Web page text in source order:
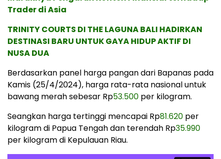
Trader di Asia
TRINITY COURTS DI THE LAGUNA BALI HADIRKAN
DESTINASI BARU UNTUK GAYA HIDUP AKTIF DI
NUSA DUA
Berdasarkan panel harga pangan dari Bapanas pada
Kamis (25/4/2024), harga rata-rata nasional untuk
bawang merah sebesar Rp53.500 per kilogram.
Seangkan harga tertinggi mencapai Rp81.620 per
kilogram di Papua Tengah dan terendah Rp35.990
per kilogram di Kepulauan Riau.